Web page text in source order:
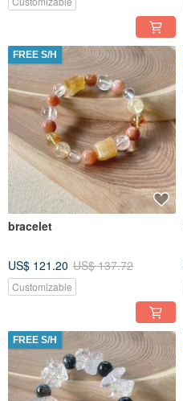
FREE S/H
bracelet
US$ 121.20 US$ 137.72
Customizable
FREE S/H